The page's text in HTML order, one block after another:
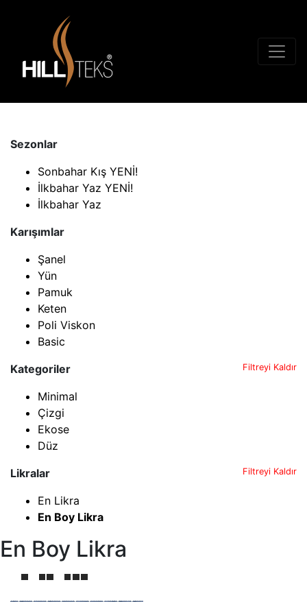
Sezonlar
Sonbahar Kış YENİ!
İlkbahar Yaz YENİ!
İlkbahar Yaz
Karışımlar
Şanel
Yün
Pamuk
Keten
Poli Viskon
Basic
Kategoriler
Filtreyi Kaldır
Minimal
Çizgi
Ekose
Düz
Likralar
Filtreyi Kaldır
En Likra
En Boy Likra
En Boy Likra